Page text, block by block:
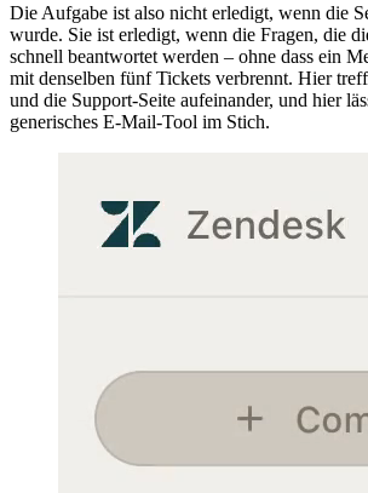
Die Aufgabe ist also nicht erledigt, wenn die
wurde. Sie ist erledigt, wenn die Fragen, die
schnell beantwortet werden – ohne dass ein
mit denselben fünf Tickets verbrennt. Hier
und die Support-Seite aufeinander, und hier
generisches E-Mail-Tool im Stich.